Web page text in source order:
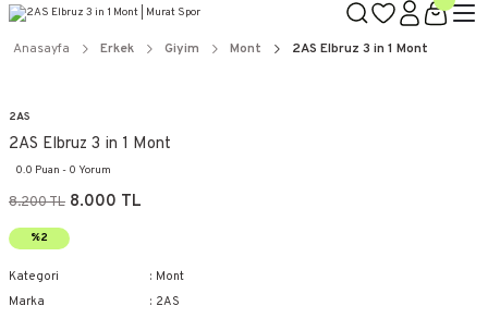
Anasayfa Erkek Giyim Mont 2AS Elbruz 3 in 1 Mont
2AS
2AS Elbruz 3 in 1 Mont
0.0 Puan - 0 Yorum
8.200 TL 8.000 TL
%2
Kategori
Mont
Marka
2AS